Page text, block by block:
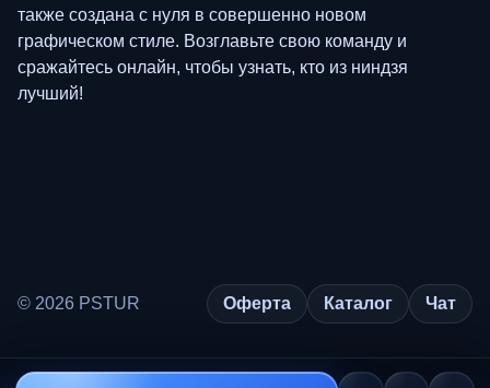
также создана с нуля в совершенно новом
графическом стиле. Возглавьте свою команду и
сражайтесь онлайн, чтобы узнать, кто из ниндзя
лучший!
© 2026 PSTUR Оферта Каталог Чат